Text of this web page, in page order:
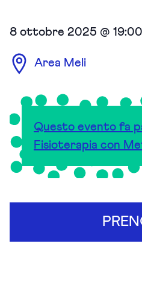
8 ottobre 2025 @ 19:00
Area Meli
Questo evento fa
Fisioterapia con